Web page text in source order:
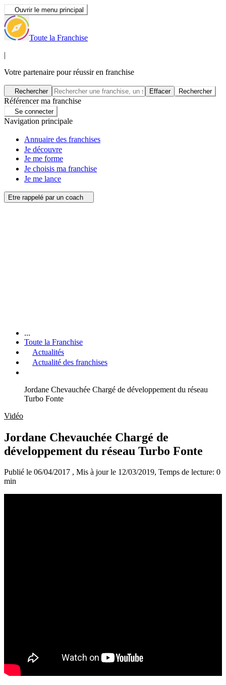
Ouvrir le menu principal
Toute la Franchise
|
Votre partenaire pour réussir en franchise
Rechercher Effacer Rechercher
Référencer ma franchise
Se connecter
Navigation principale
Annuaire des franchises
Je découvre
Je me forme
Je choisis ma franchise
Je me lance
Etre rappelé par un coach
...
Toute la Franchise
Actualités
Actualité des franchises
Jordane Chevauchée Chargé de développement du réseau
Turbo Fonte
Vidéo
Jordane Chevauchée Chargé de
développement du réseau Turbo Fonte
Publié le 06/04/2017 , Mis à jour le 12/03/2019, Temps de lecture: 0
min